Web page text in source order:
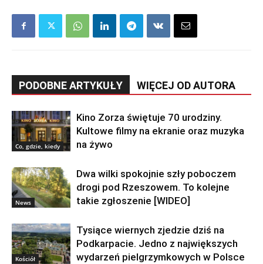
PODOBNE ARTYKUŁY WIĘCEJ OD AUTORA
Co, gdzie, kiedy
Kino Zorza świętuje 70 urodziny.
Kultowe filmy na ekranie oraz muzyka
na żywo
News
Dwa wilki spokojnie szły poboczem
drogi pod Rzeszowem. To kolejne
takie zgłoszenie [WIDEO]
Kościół
Tysiące wiernych zjedzie dziś na
Podkarpacie. Jedno z największych
wydarzeń pielgrzymkowych w Polsce